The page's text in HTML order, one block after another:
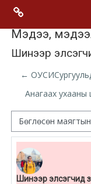
Menu 2
Moodle
Moodle
free
Moodle
Мэдээ,
Шинээр
← ОУСИСургуульд
Анагаах
Дэлгэцний горим
Шинээр элсэгчид
Number of replies: